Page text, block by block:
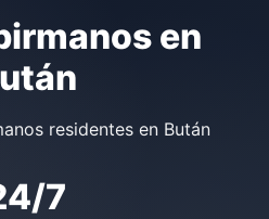
en
residentes en Bután
7